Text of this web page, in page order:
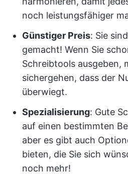
noch leistungsfähiger
Günstiger Preis: Sie
gemacht! Wenn Sie
Schreibtools ausgeben,
sichergehen, dass der
überwiegt.
Spezialisierung: Gute
auf einen bestimmten
aber es gibt auch
bieten, die Sie sich
noch mehr!